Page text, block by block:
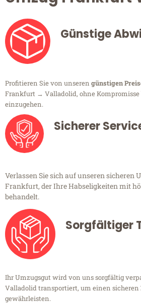
Günstige
Profitieren Sie von unseren günstigen
Frankfurt → Valladolid, ohne Kompromisse
einzugehen.
Sicherer
Verlassen Sie sich auf unseren sicheren
Frankfurt, der Ihre Habseligkeiten mit
behandelt.
Sorgfältiger
Ihr Umzugsgut wird von uns sorgfältig
Valladolid transportiert, um einen sicheren
gewährleisten.